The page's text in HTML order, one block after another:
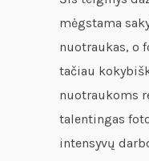
mėgstama
nuotraukas, o
tačiau
nuotraukoms
talentingas
intensyvų